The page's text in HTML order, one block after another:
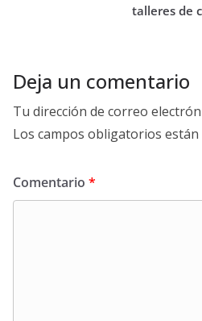
talleres de
Deja un comentario
Tu dirección de correo
Los campos obligatorios están
Comentario *